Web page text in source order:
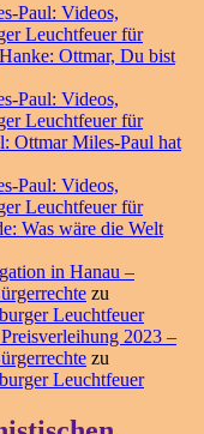
Paul: Videos,
Leuchtfeuer für
Ottmar, Du bist
Paul: Videos,
Leuchtfeuer für
Ottmar Miles-Paul hat
Paul: Videos,
Leuchtfeuer für
Was wäre die Welt
in Hanau –
zu
Leuchtfeuer
2023 –
zu
Leuchtfeuer